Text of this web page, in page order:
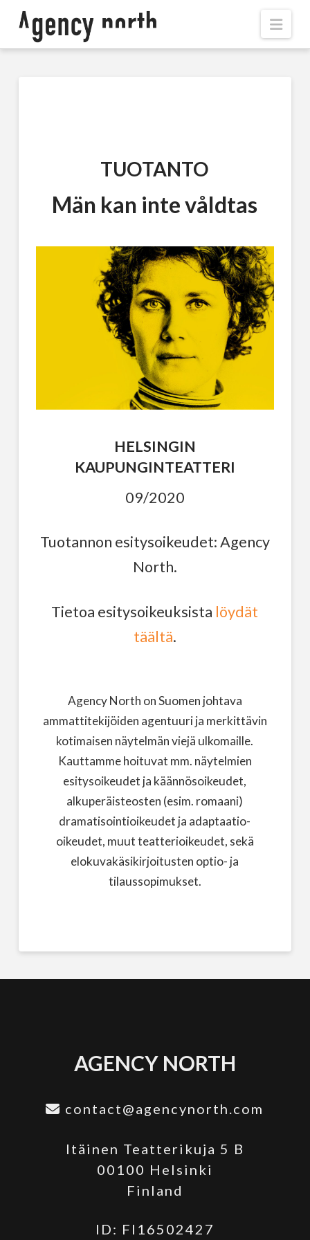
TUOTANTO
Män kan inte våldtas
HELSINGIN
KAUPUNGINTEATTERI
09/2020
Tuotannon esitysoikeudet: Agency
North.
Tietoa esitysoikeuksista löydät
täältä.
Agency North on Suomen johtava
ammattitekijöiden agentuuri ja merkittävin
kotimaisen näytelmän viejä ulkomaille.
Kauttamme hoituvat mm. näytelmien
esitysoikeudet ja käännösoikeudet,
alkuperäisteosten (esim. romaani)
dramatisointioikeudet ja adaptaatio-
oikeudet, muut teatterioikeudet, sekä
elokuvakäsikirjoitusten optio- ja
tilaussopimukset.
AGENCY NORTH
contact@agencynorth.com
Itäinen Teatterikuja 5 B
00100 Helsinki
Finland
ID: FI16502427